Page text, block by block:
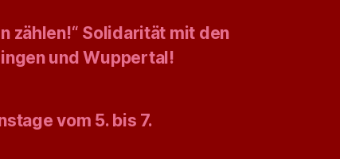
zählen!“ Solidarität mit den
und Wuppertal!
vom 5. bis 7.